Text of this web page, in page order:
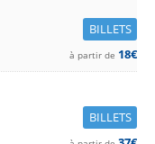
BILLETS
à partir de 18€
BILLETS